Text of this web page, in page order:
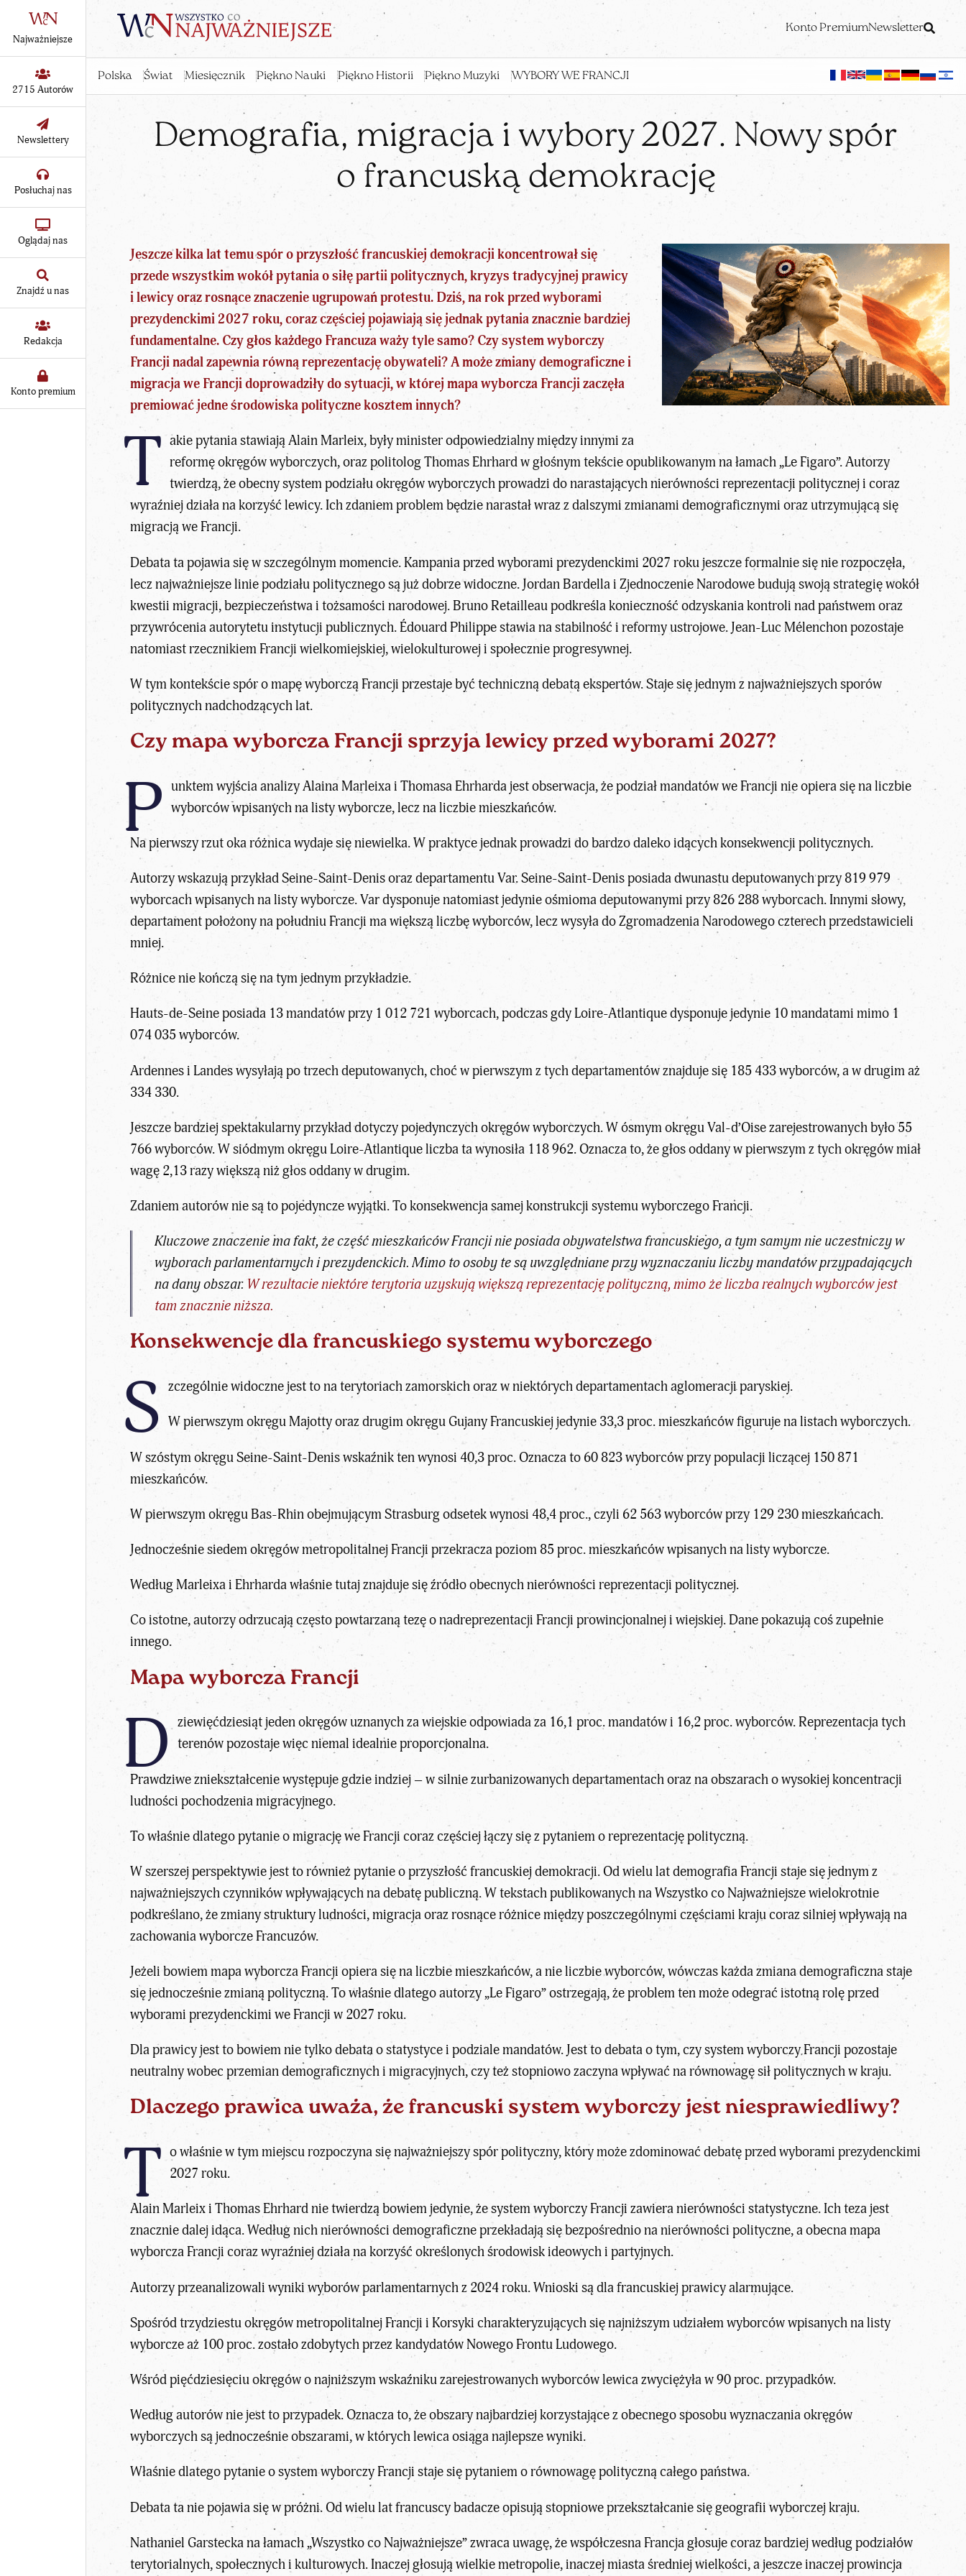
Konto PremiumNewsletter
Polska Świat Miesięcznik Piękno Nauki Piękno Historii Piękno Muzyki WYBORY WE FRANCJI
Najważniejsze
2715 Autorów
Newslettery
Posłuchaj nas
Oglądaj nas
Znajdź u nas
Redakcja
Konto premium
Demografia, migracja i wybory 2027. Nowy spór
o francuską demokrację
Jeszcze kilka lat temu spór o przyszłość francuskiej demokracji koncentrował się
przede wszystkim wokół pytania o siłę partii politycznych, kryzys tradycyjnej prawicy
i lewicy oraz rosnące znaczenie ugrupowań protestu. Dziś,na rok przed wyborami
prezydenckimi 2027 roku, coraz częściej pojawiają się jednak pytania znacznie bardziej
fundamentalne. Czy głos każdego Francuza waży tyle samo? Czysystem wyborczy
Francjinadal zapewnia równą reprezentację obywateli? A może zmiany demograficzne i
migracja we Francji doprowadziły do sytuacji, w której mapa wyborcza Francji zaczęła
premiować jedne środowiska polityczne kosztem innych?
T akie pytania stawiają Alain Marleix, były minister odpowiedzialny między innymi za
reformę okręgów wyborczych, oraz politolog Thomas Ehrhard w głośnym tekście opublikowanym na łamach „Le Figaro”. Autorzy
twierdzą, że obecny system podziału okręgów wyborczych prowadzi do narastających nierówności reprezentacji politycznej i coraz
wyraźniej działa na korzyść lewicy. Ich zdaniem problem będzie narastał wraz z dalszymi zmianami demograficznymi oraz utrzymującą się
migracją we Francji.
Debata ta pojawia się w szczególnym momencie. Kampania przed wyborami prezydenckimi 2027 roku jeszcze formalnie się nie rozpoczęła,
lecz najważniejsze linie podziału politycznego są już dobrze widoczne. Jordan Bardella i Zjednoczenie Narodowebudują swoją strategię wokół
kwestii migracji, bezpieczeństwa i tożsamości narodowej. Bruno Retailleau podkreśla konieczność odzyskania kontroli nad państwemoraz
przywrócenia autorytetu instytucji publicznych. Édouard Philippestawia na stabilność i reformy ustrojowe. Jean-Luc Mélenchon pozostaje
natomiast rzecznikiem Francji wielkomiejskiej, wielokulturowej i społecznie progresywnej.
W tym kontekście spór o mapę wyborczą Francji przestaje być techniczną debatą ekspertów. Staje się jednym z najważniejszych sporów
politycznych nadchodzących lat.
Czy mapa wyborcza Francji sprzyja lewicy przed wyborami 2027?
P unktem wyjścia analizy Alaina Marleixa i Thomasa Ehrharda jest obserwacja, że podział mandatówwe Francji nie opiera się na liczbie
wyborców wpisanych na listy wyborcze, lecz na liczbie mieszkańców.
Na pierwszy rzut oka różnica wydaje się niewielka. W praktyce jednak prowadzi do bardzo daleko idących konsekwencji politycznych.
Autorzy wskazują przykład Seine-Saint-Denis oraz departamentu Var. Seine-Saint-Denis posiada dwunastu deputowanych przy 819 979
wyborcach wpisanych na listy wyborcze. Var dysponuje natomiast jedynie ośmioma deputowanymi przy 826 288 wyborcach. Innymi słowy,
departament położony na południu Francji ma większą liczbę wyborców, lecz wysyła do Zgromadzenia Narodowego czterech przedstawicieli
mniej.
Różnice nie kończą się na tym jednym przykładzie.
Hauts-de-Seine posiada 13 mandatów przy 1 012 721 wyborcach, podczas gdy Loire-Atlantique dysponuje jedynie 10 mandatami mimo 1
074 035 wyborców.
Ardennes i Landes wysyłają po trzech deputowanych, choć w pierwszym z tych departamentów znajduje się 185 433 wyborców, a w drugim aż
334 330.
Jeszcze bardziej spektakularny przykład dotyczy pojedynczych okręgów wyborczych. W ósmym okręgu Val-d’Oise zarejestrowanych było 55
766 wyborców. W siódmym okręgu Loire-Atlantique liczba ta wynosiła 118 962. Oznacza to, że głos oddany w pierwszym z tych okręgów miał
wagę 2,13 razy większą niż głos oddany w drugim.
Zdaniem autorów nie są to pojedyncze wyjątki. To konsekwencja samej konstrukcjisystemu wyborczego Francji.
Kluczowe znaczenie ma fakt, żeczęść mieszkańców Francji nie posiada obywatelstwa francuskiego, a tym samym nie uczestniczy w
wyborach parlamentarnych i prezydenckich. Mimo to osoby te są uwzględniane przy wyznaczaniu liczby mandatów przypadających
na dany obszar. W rezultacie niektóre terytoria uzyskują większą reprezentację polityczną, mimo że liczba realnych wyborców jest
tam znacznie niższa.
Konsekwencje dla francuskiego systemu wyborczego
S zczególnie widoczne jest to na terytoriach zamorskich oraz w niektórych departamentach aglomeracji paryskiej.
W pierwszym okręgu Majotty oraz drugim okręgu Gujany Francuskiej jedynie 33,3 proc. mieszkańców figuruje na listach wyborczych.
W szóstym okręgu Seine-Saint-Denis wskaźnik ten wynosi 40,3 proc. Oznacza to 60 823 wyborców przy populacji liczącej 150 871
mieszkańców.
W pierwszym okręgu Bas-Rhin obejmującym Strasburg odsetek wynosi 48,4 proc., czyli 62 563 wyborców przy 129 230 mieszkańcach.
Jednocześnie siedem okręgów metropolitalnej Francji przekracza poziom 85 proc. mieszkańców wpisanych na listy wyborcze.
Według Marleixa i Ehrharda właśnie tutaj znajduje się źródło obecnych nierówności reprezentacji politycznej.
Co istotne, autorzy odrzucają często powtarzaną tezę onadreprezentacji Francji prowincjonalnej i wiejskiej. Dane pokazują coś zupełnie
innego.
Mapa wyborcza Francji
D ziewięćdziesiąt jeden okręgów uznanych za wiejskie odpowiada za 16,1 proc. mandatów i 16,2 proc. wyborców. Reprezentacja tych
terenów pozostaje więc niemal idealnie proporcjonalna.
Prawdziwe zniekształcenie występuje gdzie indziej – w silnie zurbanizowanych departamentach oraz na obszarach owysokiej koncentracji
ludności pochodzenia migracyjnego.
To właśnie dlategopytanie o migrację we Francji coraz częściej łączy się z pytaniem o reprezentację polityczną.
W szerszej perspektywie jest to również pytanie o przyszłość francuskiej demokracji. Od wielu latdemografia Francji staje się jednym z
najważniejszych czynników wpływających na debatę publiczną. W tekstach publikowanych na Wszystko co Najważniejsze wielokrotnie
podkreślano, żezmiany struktury ludności, migracja oraz rosnące różnice między poszczególnymi częściami kraju coraz silniej wpływają na
zachowania wyborcze Francuzów.
Jeżeli bowiem mapa wyborcza Francji opiera się na liczbie mieszkańców, a nie liczbie wyborców, wówczas każdazmiana demograficznastaje
się jednocześnie zmianą polityczną. To właśnie dlatego autorzy „Le Figaro” ostrzegają, że problem ten może odegrać istotną rolę przed
wyborami prezydenckimi we Francji w 2027 roku.
Dla prawicy jest to bowiem nie tylko debata o statystyce i podziale mandatów. Jest to debata o tym, czy system wyborczy Francji pozostaje
neutralny wobecprzemian demograficznych i migracyjnych, czy też stopniowo zaczyna wpływać na równowagę sił politycznych w kraju.
Dlaczego prawica uważa, że francuski system wyborczy jest niesprawiedliwy?
T o właśnie w tym miejscu rozpoczyna się najważniejszy spór polityczny, który może zdominować debatę przed wyborami prezydenckimi
2027 roku.
Alain Marleix i Thomas Ehrhard nie twierdzą bowiem jedynie, że system wyborczy Francji zawiera nierówności statystyczne. Ich teza jest
znacznie dalej idąca. Według nich nierówności demograficzne przekładają się bezpośrednio na nierówności polityczne, a obecna mapa
wyborcza Francji coraz wyraźniej działa na korzyść określonych środowisk ideowych i partyjnych.
Autorzy przeanalizowali wyniki wyborów parlamentarnych z 2024 roku.Wnioski są dla francuskiej prawicy alarmujące.
Spośród trzydziestu okręgów metropolitalnej Francji i Korsyki charakteryzujących się najniższym udziałem wyborców wpisanych na listy
wyborcze aż 100 proc. zostało zdobytych przez kandydatów Nowego Frontu Ludowego.
Wśród pięćdziesięciu okręgów o najniższym wskaźniku zarejestrowanych wyborców lewica zwyciężyła w 90 proc. przypadków.
Według autorów nie jest to przypadek. Oznacza to, że obszary najbardziej korzystające z obecnego sposobu wyznaczania okręgów
wyborczych są jednocześnie obszarami, w których lewica osiąga najlepsze wyniki.
Właśnie dlatego pytanie o system wyborczy Francji staje się pytaniem o równowagę polityczną całego państwa.
Debata ta nie pojawia się w próżni. Od wielu lat francuscy badacze opisują stopniowe przekształcanie się geografii wyborczej kraju.
Nathaniel Garstecka na łamach „Wszystko co Najważniejsze”zwraca uwagę, że współczesna Francja głosuje coraz bardziejwedług podziałów
terytorialnych, społecznych i kulturowych. Inaczej głosują wielkie metropolie, inaczej miasta średniej wielkości, a jeszcze inaczej prowincja